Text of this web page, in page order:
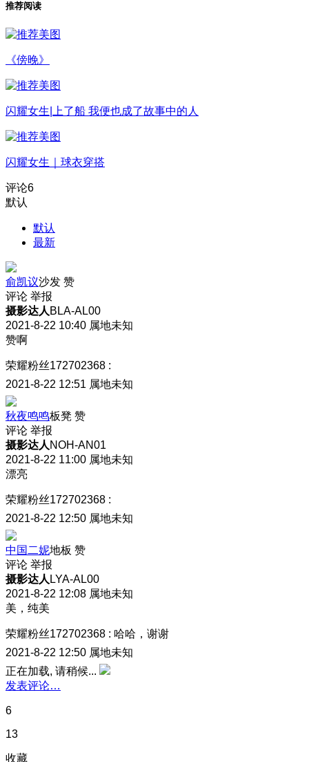
推荐阅读
《傍晚》
闪耀女生|上了船 我便也成了故事中的人
闪耀女生｜球衣穿搭
评论6
默认
默认
最新
俞凯议沙发 赞
评论 举报
摄影达人 BLA-AL00
2021-8-22 10:40 属地未知
赞啊
荣耀粉丝172702368 :
2021-8-22 12:51 属地未知
秋夜鸣鸣板凳 赞
评论 举报
摄影达人 NOH-AN01
2021-8-22 11:00 属地未知
漂亮
荣耀粉丝172702368 :
2021-8-22 12:50 属地未知
中国二妮地板 赞
评论 举报
摄影达人 LYA-AL00
2021-8-22 12:08 属地未知
美，纯美
荣耀粉丝172702368 : 哈哈，谢谢
2021-8-22 12:50 属地未知
正在加载, 请稍候...
发表评论…
6
13
收藏